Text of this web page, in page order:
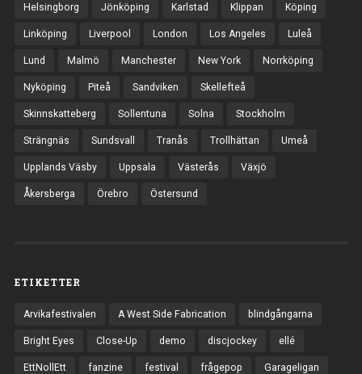
Helsingborg Jönköping Karlstad Klippan Köping
Linköping Liverpool London Los Angeles Luleå
Lund Malmö Manchester New York Norrköping
Nyköping Piteå Sandviken Skellefteå
Skinnskatteberg Sollentuna Solna Stockholm
Strängnäs Sundsvall Tranås Trollhättan Umeå
Upplands Väsby Uppsala Västerås Växjö
Åkersberga Örebro Östersund
ETIKETTER
Arvikafestivalen A West Side Fabrication blindgångarna
Bright Eyes Close-Up demo discjockey ellé
EttNollEtt fanzine festival frågepop Garageligan